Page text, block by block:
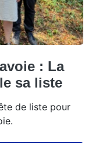
: La
sa liste
de liste pour